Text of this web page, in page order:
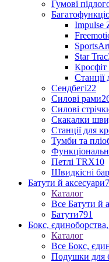
Гумові
Impulse
Star Trac
Станції
Сендбегі22
Силові рами
Силові
Скакалки
Станції для
Тумби та
Петлі TRX10
Швидкісні
Батути й аксесуари
Каталог
Все Батути й
Батути791
Бокс,
Каталог
Все Бокс,
Подушки для